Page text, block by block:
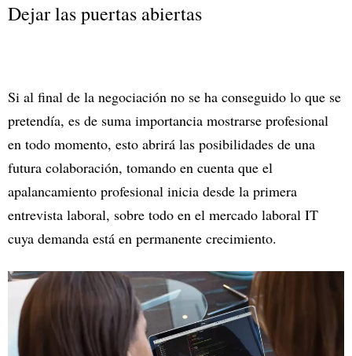
Dejar las puertas abiertas
Si al final de la negociación no se ha conseguido lo que se
pretendía, es de suma importancia mostrarse profesional
en todo momento, esto abrirá las posibilidades de una
futura colaboración, tomando en cuenta que el
apalancamiento profesional inicia desde la primera
entrevista laboral, sobre todo en el mercado laboral IT
cuya demanda está en permanente crecimiento.